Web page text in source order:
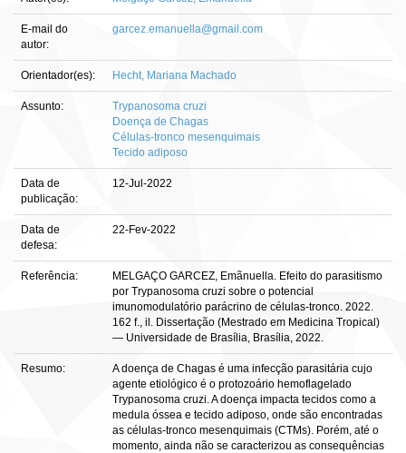
E-mail do
autor:
garcez.emanuella@gmail.com
Orientador(es): Hecht, Mariana Machado
Assunto:
Trypanosoma cruzi
Doença de Chagas
Células-tronco mesenquimais
Tecido adiposo
Data de
publicação:
12-Jul-2022
Data de
defesa:
22-Fev-2022
Referência:
MELGAÇO GARCEZ, Emãnuella. Efeito do parasitismo
por Trypanosoma cruzi sobre o potencial
imunomodulatório parácrino de células-tronco. 2022.
162 f., il. Dissertação (Mestrado em Medicina Tropical)
— Universidade de Brasília, Brasília, 2022.
Resumo:
A doença de Chagas é uma infecção parasitária cujo
agente etiológico é o protozoário hemoflagelado
Trypanosoma cruzi. A doença impacta tecidos como a
medula óssea e tecido adiposo, onde são encontradas
as células-tronco mesenquimais (CTMs). Porém, até o
momento, ainda não se caracterizou as consequências